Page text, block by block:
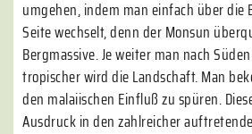
umgehen, indem man einfach über die
Seite wechselt, denn der Monsun
Bergmassive. Je weiter man nach
tropischer wird die Landschaft. Man
den malaiischen Einfluß zu spüren.
Ausdruck in den zahlreicher